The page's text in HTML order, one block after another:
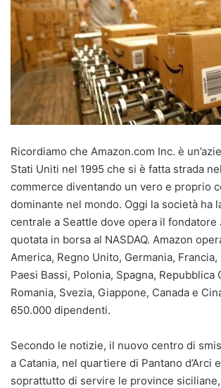
Ricordiamo che Amazon.com Inc. è
Stati Uniti nel 1995 che si è fatta strada
commerce diventando un vero e proprio
dominante nel mondo. Oggi la società ha
centrale a Seattle dove opera il fondatore
quotata in borsa al NASDAQ. Amazon
America, Regno Unito, Germania, Francia,
Paesi Bassi, Polonia, Spagna, Repubblica
Romania, Svezia, Giappone, Canada e
650.000 dipendenti.
Secondo le notizie, il nuovo centro di
a Catania, nel quartiere di Pantano d’Arci
soprattutto di servire le province